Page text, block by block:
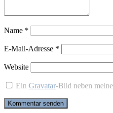
Name *
E-Mail-Adresse *
Website
EinGravatar-Bild neben